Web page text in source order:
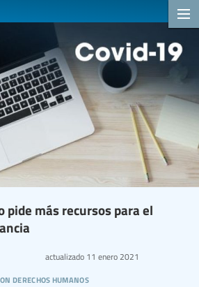
pide más recursos para el
derechos humanos
actualizado11 enero 2021